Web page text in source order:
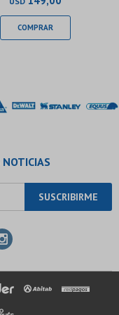
NOTICIAS
SUSCRIBIRME